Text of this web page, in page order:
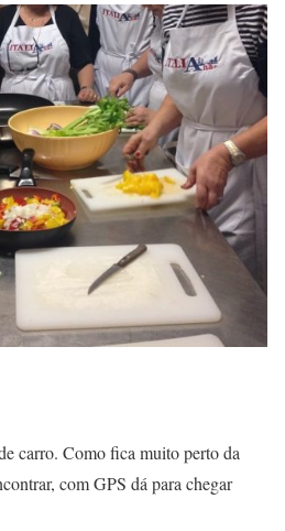
carro. Como fica muito perto da
com GPS dá para chegar